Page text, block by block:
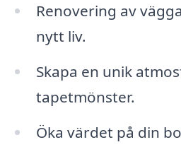
Renovering av
nytt liv.
Skapa en unik
tapetmönster.
Öka värdet på din